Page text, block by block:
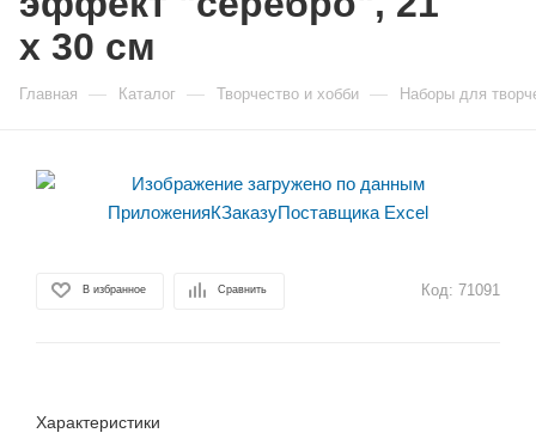
х 30 см
Главная — Каталог — Творчество и хобби — Наборы для
В избранное Сравнить Код: 71091
Характеристики